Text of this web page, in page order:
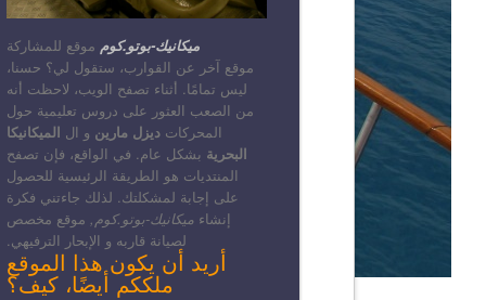
ميكانيك-بوتو.كوم موقع للمشاركة
موقع آخر عن القوارب، ستقول لي؟ حسنا،
ليس تمامًا. أثناء تصفح الويب، لاحظت أنه
من الصعب العثور على دروس تعليمية حول
المحركات ديزل مارين و ال الميكانيكا
البحرية بشكل عام. في الواقع، فإن تصفح
المنتديات هو الطريقة الرئيسية للحصول
على إجابة لمشكلتك. لذلك جاءتني فكرة
إنشاء ميكانيك-بوتو.كوم, موقع مخصص
لصيانة قاربه و الإبحار الترفيهي.
أريد أن يكون هذا الموقع
ملككم أيضًا، كيف؟